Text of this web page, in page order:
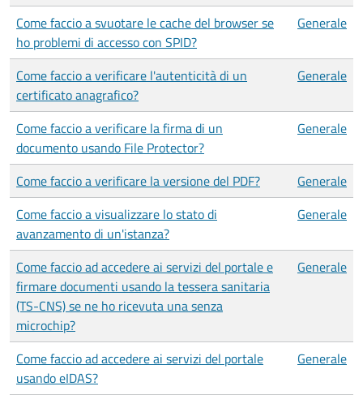
Come faccio a svuotare le cache del browser se
ho problemi di accesso con SPID?
Generale
Come faccio a verificare l'autenticità di un
certificato anagrafico?
Generale
Come faccio a verificare la firma di un
documento usando File Protector?
Generale
Come faccio a verificare la versione del PDF?
Generale
Come faccio a visualizzare lo stato di
avanzamento di un'istanza?
Generale
Come faccio ad accedere ai servizi del portale e
firmare documenti usando la tessera sanitaria
(TS-CNS) se ne ho ricevuta una senza
microchip?
Generale
Come faccio ad accedere ai servizi del portale
usando eIDAS?
Generale